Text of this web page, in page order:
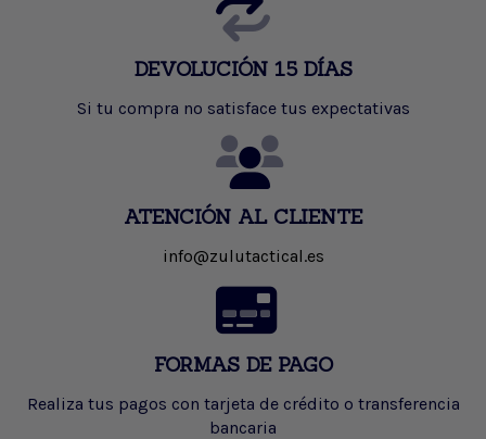
DEVOLUCIÓN 15 DÍAS
Si tu compra no satisface tus expectativas
ATENCIÓN AL CLIENTE
info@zulutactical.es
FORMAS DE PAGO
Realiza tus pagos con tarjeta de crédito o transferencia
bancaria